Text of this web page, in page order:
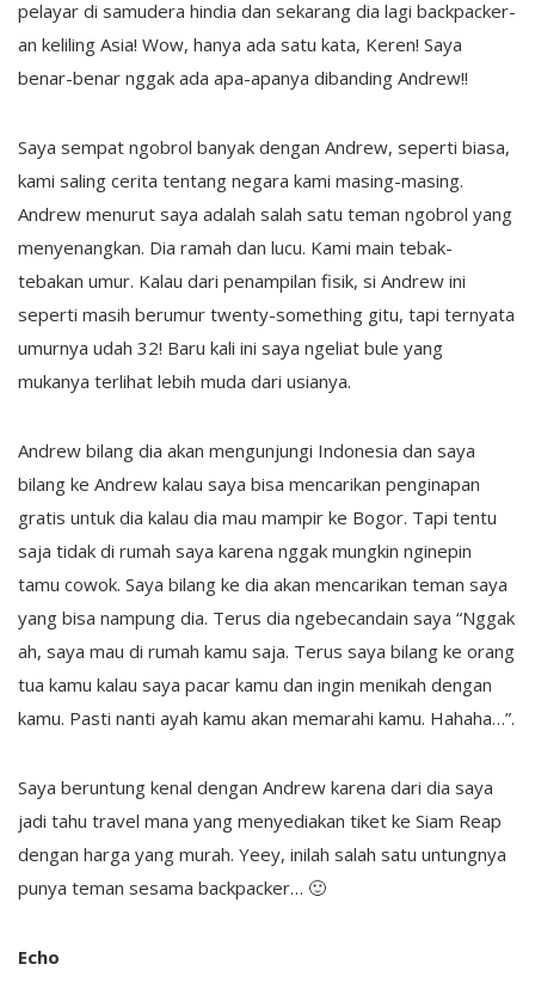
pelayar di samudera hindia dan sekarang dia lagi backpacker-
an keliling Asia! Wow, hanya ada satu kata, Keren! Saya
benar-benar nggak ada apa-apanya dibanding Andrew!!
Saya sempat ngobrol banyak dengan Andrew, seperti biasa,
kami saling cerita tentang negara kami masing-masing.
Andrew menurut saya adalah salah satu teman ngobrol yang
menyenangkan. Dia ramah dan lucu. Kami main tebak-
tebakan umur. Kalau dari penampilan fisik, si Andrew ini
seperti masih berumur twenty-something gitu, tapi ternyata
umurnya udah 32! Baru kali ini saya ngeliat bule yang
mukanya terlihat lebih muda dari usianya.
Andrew bilang dia akan mengunjungi Indonesia dan saya
bilang ke Andrew kalau saya bisa mencarikan penginapan
gratis untuk dia kalau dia mau mampir ke Bogor. Tapi tentu
saja tidak di rumah saya karena nggak mungkin nginepin
tamu cowok. Saya bilang ke dia akan mencarikan teman saya
yang bisa nampung dia. Terus dia ngebecandain saya “Nggak
ah, saya mau di rumah kamu saja. Terus saya bilang ke orang
tua kamu kalau saya pacar kamu dan ingin menikah dengan
kamu. Pasti nanti ayah kamu akan memarahi kamu. Hahaha…”.
Saya beruntung kenal dengan Andrew karena dari dia saya
jadi tahu travel mana yang menyediakan tiket ke Siam Reap
dengan harga yang murah. Yeey, inilah salah satu untungnya
punya teman sesama backpacker… 🙂
Echo